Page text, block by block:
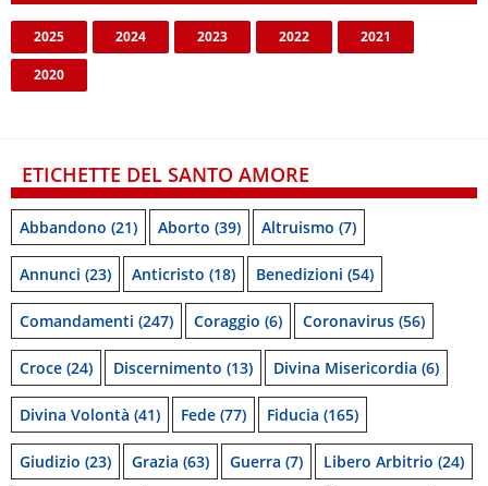
2025 2024 2023 2022 2021
2020
ETICHETTE DEL SANTO AMORE
Abbandono (21) Aborto (39) Altruismo (7)
Annunci (23) Anticristo (18) Benedizioni (54)
Comandamenti (247) Coraggio (6) Coronavirus (56)
Croce (24) Discernimento (13) Divina Misericordia (6)
Divina Volontà (41) Fede (77) Fiducia (165)
Giudizio (23) Grazia (63) Guerra (7) Libero Arbitrio (24)